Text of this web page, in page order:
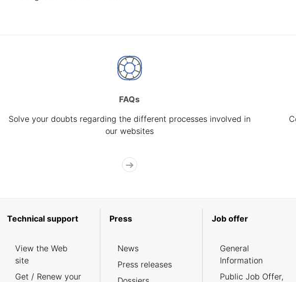
FAQs
Solve your doubts regarding the different processes involved in
our websites
Technical support
View the Web
site
Get / Renew your
Press
News
Press releases
Job offer
General
Information
Public Job Offer,